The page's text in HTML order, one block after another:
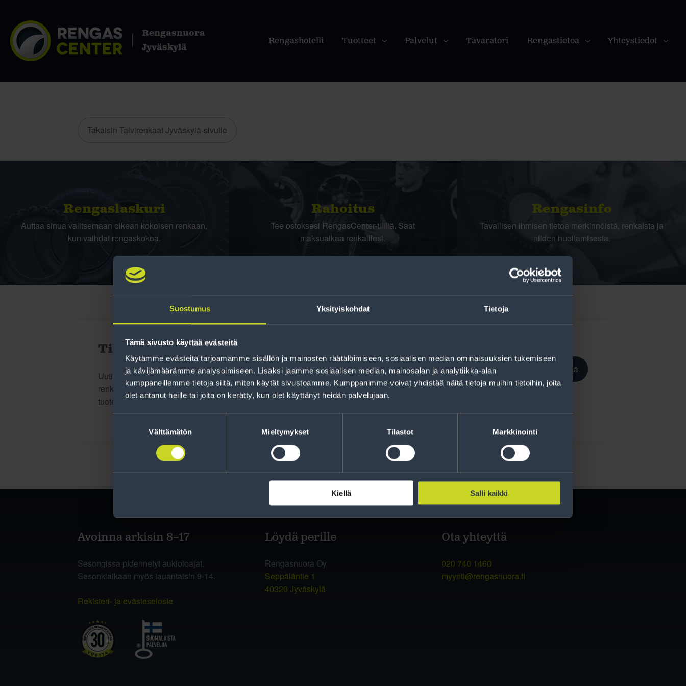
Suostumus Yksityiskohdat Tietoja
Tämä sivusto käyttää evästeitä
Käytämme evästeitä tarjoamamme sisällön ja mainosten räätälöimiseen, sosiaalisen median ominaisuuksien tukemiseen
ja kävijämäärämme analysoimiseen. Lisäksi jaamme sosiaalisen median, mainosalan ja analytiikka-alan
kumppaneillemme tietoja siitä, miten käytät sivustoamme. Kumppanimme voivat yhdistää näitä tietoja muihin tietoihin, joita
olet antanut heille tai joita on kerätty, kun olet käyttänyt heidän palvelujaan.
Välttämätön Mieltymykset Tilastot Markkinointi
Kiellä Salli kaikki
Rengasnuora
Jyväskylä
Rengashotelli Tuotteet Palvelut Tavaratori Rengastietoa Yhteystiedot
Takaisin Talvirenkaat Jyväskylä-sivulle
Rengas­laskuri
Auttaa sinua valitsemaan oikean kokoisen renkaan,
kun vaihdat rengaskokoa.
Rahoitus
Tee ostoksesi RengasCenter-tilillä. Saat
maksuaikaa renkaillesi.
Rengasinfo
Tavallisen ihmisen tietoa merkinnöistä, renkaista ja
niiden huoltamisesta.
Tilaa uutiskirje
Uutiskirjeessä saat autonomistajan ajankohtaista tietoa
renkaisiin liittyen, kausimuistutukset sekä parhaat
tuotetarjouksemme.
Tilaa
Avoinna arkisin 8–17
Sesongissa pidennetyt aukioloajat.
Sesonkiaikaan myös lauantaisin 9-14.
Rekisteri- ja evästeseloste
Löydä perille
Rengasnuora Oy
Seppäläntie 1
40320 Jyväskylä
Ota yhteyttä
020 740 1460
myynti@rengasnuora.fi